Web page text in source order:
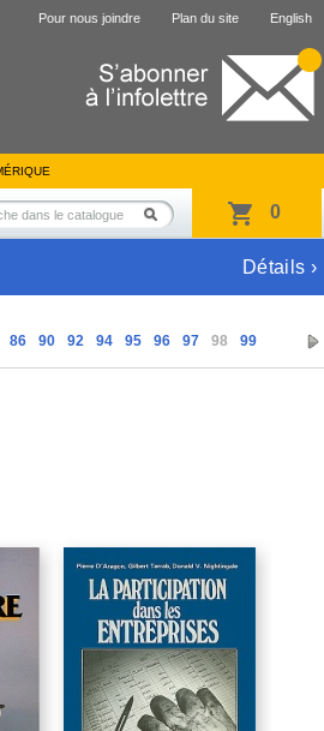
Pour nous joindre Plan du site English
0
Détails ›
86 90 92 94 95 96 97 98 99